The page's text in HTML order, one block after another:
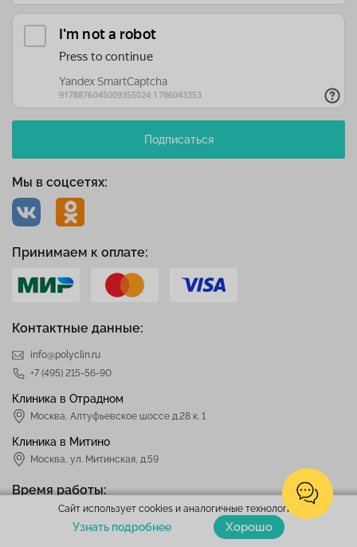
Контактные данные:
info@polyclin.ru
+7 (495) 215-56-90
Клиника в Отрадном
Москва Алтуфьевское шоссе д.28 к. 1
Клиника в Митино
Москва, ул. Митинская, д.59
Время работы:
Пн-пт: 8:00-21:00
Сб-вс: 9:00-21:00
Мы в соцсетях:
Подписаться
Принимаем к оплате:
Сайт использует cookies и аналогичные технологии.
Узнать подробнее Хорошо